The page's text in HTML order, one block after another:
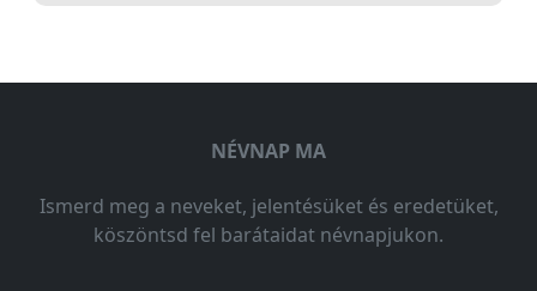
NÉVNAP MA
Ismerd meg a neveket, jelentésüket és eredetüket,
köszöntsd fel barátaidat névnapjukon.